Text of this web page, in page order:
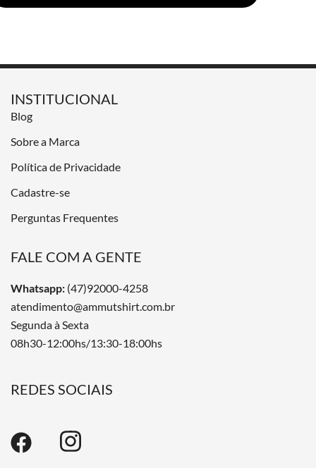
INSTITUCIONAL
Blog
Sobre a Marca
Política de Privacidade
Cadastre-se
Perguntas Frequentes
FALE COM A GENTE
Whatsapp: (47)92000-4258
atendimento@ammutshirt.com.br
Segunda à Sexta
08h30-12:00hs/13:30-18:00hs
REDES SOCIAIS